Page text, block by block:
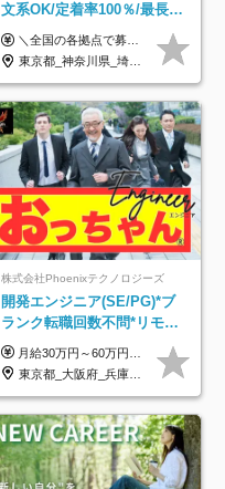
文系OK/定着率100％/最長1
年の自社ITスクール研修あ
り/年休130日
＼全国の各拠点で募集中！／ 給与は以下の通り、勤務地により異なります。 札幌：月給23万円～27万円 仙台：月給22万円～26万円 新潟：月給22万円～26万円 東京：月給26万円～30万円 大阪：月給24万円～29万円 福岡：月給23.5万円～27万円 沖縄：月給21万円～26万円 ◎給与は知識や経験を考慮して決定します。 ◎残業は別途全額支給します。 ◎試用期間12カ月あり（給与は以下の通りです。その他条件に変更はありません） （試用期間の給与） 札幌：月給18.6万円～ 仙台：月給19万円～ 新潟：月給18万円～ 東京：月給22万円～ 大阪：月給20.8万円～ 福岡：月給19万円～ 沖縄：月給18万円～
東京都_神奈川県_埼玉県_千葉県_大阪府_愛知県_北海道_青森県_岩手県_宮城県_秋田県_山形県_福島県_茨城県_栃木県_群馬県_新潟県_山梨県_長野県_富山県_石川県_福井県_静岡県_岐阜県_三重県_兵庫県_京都府_滋賀県_奈良県_和歌山県_広島県_岡山県_鳥取県_島根県_山口県_徳島県_香川県_愛媛県_高知県_福岡県_熊本県_佐賀県_長崎県_大分県_宮崎県_鹿児島県_沖縄県
株式会社Phoenixテクノロジーズ
開発エンジニア(SE/PG)*ブ
ランク転職回数不問*リモー
ト案件多数*残業ほぼ0*通院
のための半休制度あり
月給30万円～60万円+住宅手当+職能手当+役職手当+決算賞与+報奨金 ※経験・能力を考慮し、優遇します ※給与には20時間分のみなし時間外手当(3万7000円以上)を含みます(超過時間分は別途追加支給) ※試用期間3～6ヵ月あり(その間の給与、待遇に差異なし) ※場合によって契約社員での採用の可能性あり(面接時に応相談)
東京都_大阪府_兵庫県_京都府_福岡県